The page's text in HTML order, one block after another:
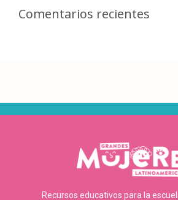
Comentarios recientes
Recursos educativos para la